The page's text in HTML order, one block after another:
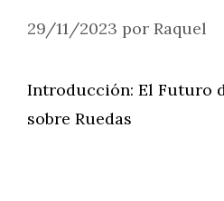
29/11/2023 por Raquel
Introducción: El Futuro
sobre Ruedas